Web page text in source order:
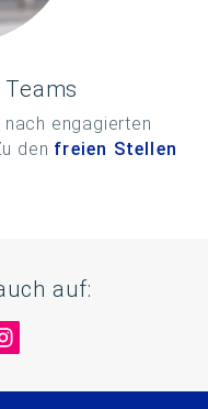
engagierten
den freien Stellen
auf:
uns auf YouTube
uns auf